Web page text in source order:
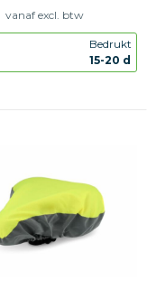
vanaf excl. btw
Bedrukt
15-20 d